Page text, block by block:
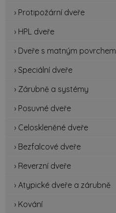
› Protipožární dveře
› HPL dveře
› Dveře s matným povrchem
› Speciální dveře
› Zárubně a systémy
› Posuvné dveře
› Celoskleněné dveře
› Bezfalcové dveře
› Reverzní dveře
› Atypické dveře a zárubně
› Kování